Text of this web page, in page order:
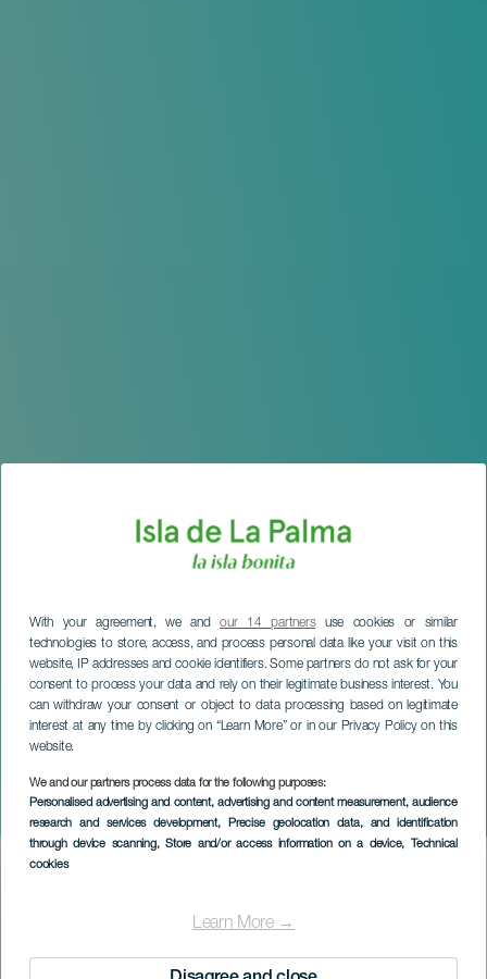
With your agreement, we andour 14 partnersuse cookies or similar
technologies to store, access, and process personal data like your visit on this
website, IP addresses and cookie identifiers. Some partners do not ask for your
consent to process your data and rely on their legitimate business interest. You
can withdraw your consent or object to data processing based on legitimate
interest at any time by clicking on “Learn More” or in our Privacy Policy on this
website.
We and our partners process data for the following purposes:
Personalised advertising and content, advertising and content measurement, audience
research and services development, Precise geolocation data, and identification
through device scanning, Store and/or access information on a device, Technical
cookies
Learn More →
Håndværker- og
erhvervshjørnet
LA PALMA
Imagen